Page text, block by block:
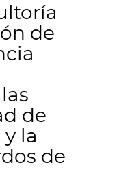
de
de
la
de